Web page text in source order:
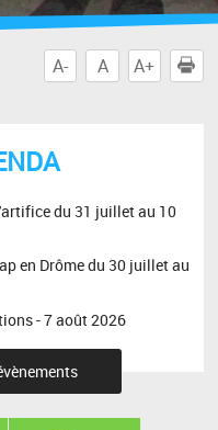
A- A A+
du 31 juillet au 10
en Drôme du 30 juillet au
- 7 août 2026